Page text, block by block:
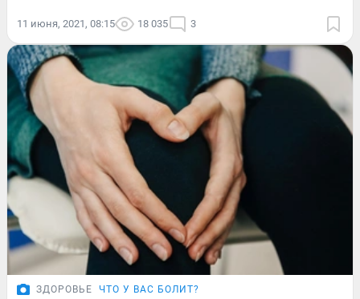
11 июня, 2021, 08:15 18 035 3
ЗДОРОВЬЕ ЧТО У ВАС БОЛИТ?